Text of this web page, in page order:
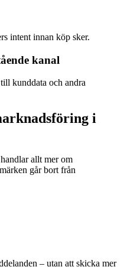
intent innan köp sker.
kanal
kunddata och andra
i
allt mer om
går bort från
– utan att skicka mer